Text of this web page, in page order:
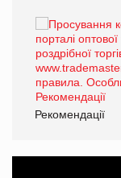
Рекомендації